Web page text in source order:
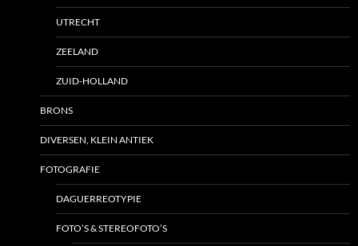
UTRECHT
ZEELAND
ZUID-HOLLAND
BRONS
DIVERSEN, KLEIN ANTIEK
FOTOGRAFIE
DAGUERREOTYPIE
FOTO’S & STEREOFOTO’S